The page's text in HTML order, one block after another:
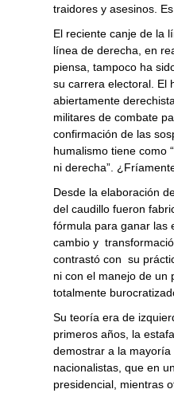
traidores y asesinos.
El reciente canje de la
línea de derecha, en
piensa, tampoco ha
su carrera electoral. El
abiertamente
militares de combate
confirmación de las
humalismo tiene como
ni derecha”.
Desde la elaboración
del caudillo fueron
fórmula para ganar las
cambio y
contrastó con su
ni con el manejo de un
totalmente
Su teoría era de
primeros años, la
demostrar a la
nacionalistas, que en
presidencial, mientras